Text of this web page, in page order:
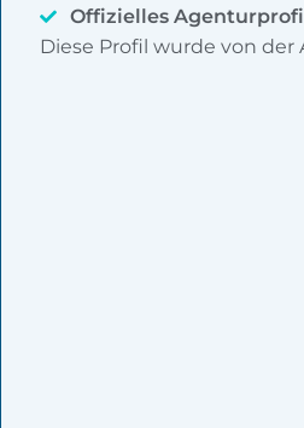
Offizielles
Diese Profil wurde von